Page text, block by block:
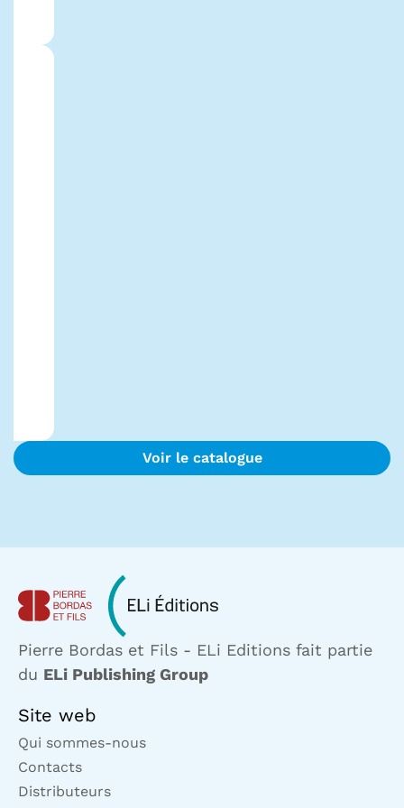
Voir le catalogue
Pierre Bordas et Fils - ELi Editions fait partie
du ELi Publishing Group
Site web
Qui sommes-nous
Contacts
Distributeurs